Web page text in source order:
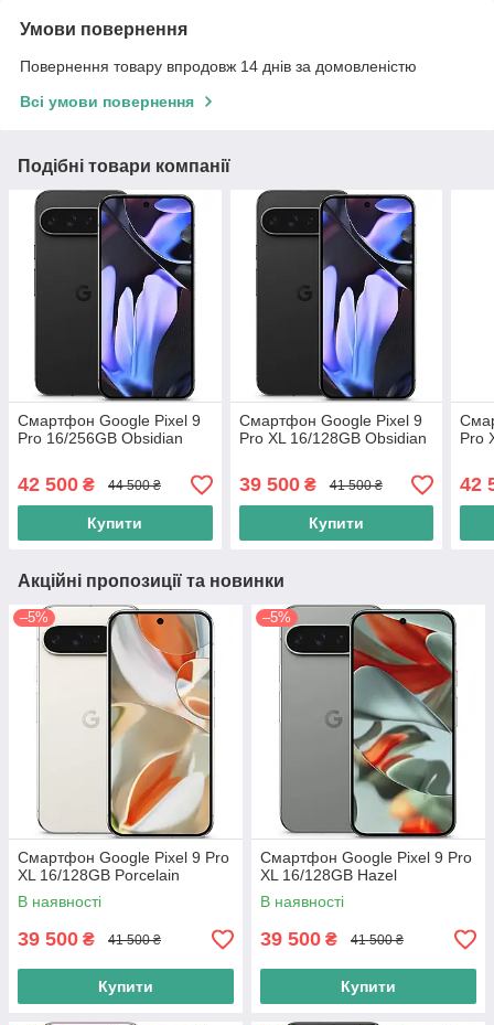
Умови повернення
Повернення товару впродовж 14 днів за домовленістю
Всі умови повернення
Подібні товари компанії
Смартфон Google Pixel 9
Pro 16/256GB Obsidian
42 500 ₴ 44 500 ₴
Купити
Смартфон Google Pixel 9
Pro XL 16/128GB Obsidian
39 500₴ 41 500 ₴
Купити
Pro
42
Акційні пропозиції та новинки
–5%
Смартфон Google Pixel 9 Pro
XL 16/128GB Porcelain
В наявності
39 500 ₴ 41 500 ₴
Купити
–5%
Смартфон Google Pixel 9 Pro
XL 16/128GB Hazel
В наявності
39 500 ₴ 41 500 ₴
Купити